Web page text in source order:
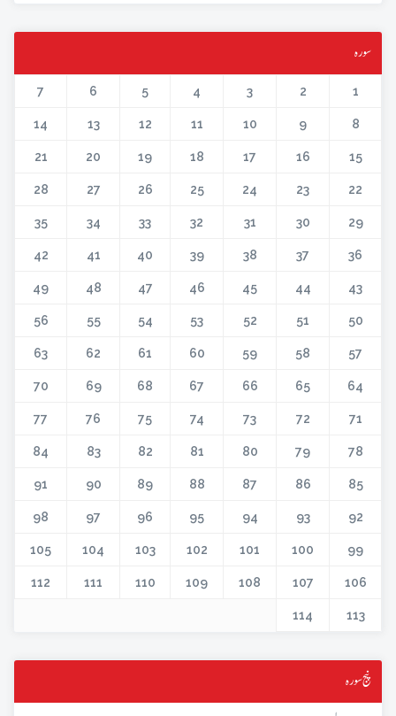
سورہ
1
2
3
4
5
6
7
8
9
10
11
12
13
14
15
16
17
18
19
20
21
22
23
24
25
26
27
28
29
30
31
32
33
34
35
36
37
38
39
40
41
42
43
44
45
46
47
48
49
50
51
52
53
54
55
56
57
58
59
60
61
62
63
64
65
66
67
68
69
70
71
72
73
74
75
76
77
78
79
80
81
82
83
84
85
86
87
88
89
90
91
92
93
94
95
96
97
98
99
100
101
102
103
104
105
106
107
108
109
110
111
112
113
114
پنج سورہ